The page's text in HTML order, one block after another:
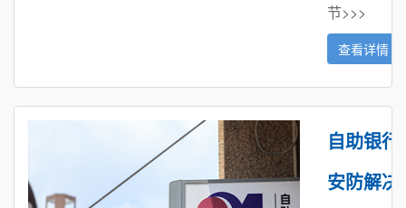
节>>>
查看详情
自助银行
安防解决